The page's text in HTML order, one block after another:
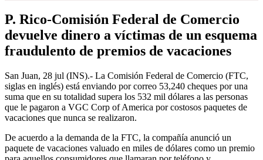
P. Rico-Comisión Federal de Comercio
devuelve dinero a víctimas de un esquema
fraudulento de premios de vacaciones
San Juan, 28 jul (INS).- La Comisión Federal de Comercio (FTC,
siglas en inglés) está enviando por correo 53,240 cheques por una
suma que en su totalidad supera los 532 mil dólares a las personas
que le pagaron a VGC Corp of America por costosos paquetes de
vacaciones que nunca se realizaron.
De acuerdo a la demanda de la FTC, la compañía anunció un
paquete de vacaciones valuado en miles de dólares como un premio